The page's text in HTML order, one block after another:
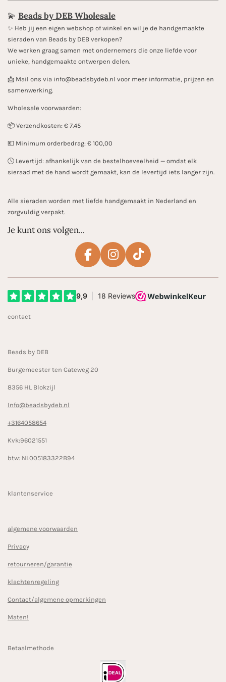
💫 Beads by DEB Wholesale
✨️ Heb jij een eigen webshop of winkel en wil je de handgemaakte
sieraden van Beads by DEB verkopen?
We werken graag samen met ondernemers die onze liefde voor
unieke, handgemaakte ontwerpen delen.
📩 Mail ons via info@beadsbydeb.nl voor meer informatie, prijzen en
samenwerking.
Wholesale voorwaarden:
📦 Verzendkosten: € 7.45
💶 Minimum orderbedrag: € 100,00
🕓 Levertijd: afhankelijk van de bestelhoeveelheid — omdat elk
sieraad met de hand wordt gemaakt, kan de levertijd iets langer zijn.
Alle sieraden worden met liefde handgemaakt in Nederland en
zorgvuldig verpakt.
Je kunt ons volgen...
F
e
I
t
T
T
contact
Beads by DEB
Burgemeester ten Cateweg 20
8356 HL Blokzijl
Info@beadsbydeb.nl
+3164058654
Kvk:96021551
btw: NL005183322B94
klantenservice
algemene voorwaarden
Privacy
retourneren/garantie
klachtenregeling
Contact/algemene opmerkingen
Maten!
Betaalmethode